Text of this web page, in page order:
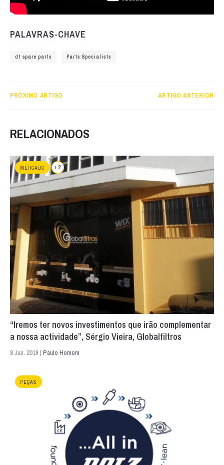
PALAVRAS-CHAVE
dt spare parts Parts Specialists
PRÓXIMO ARTIGO ARTIGO ANTERIOR
RELACIONADOS
MERCADO + 2
“Iremos ter novos investimentos que irão complementar
a nossa actividade”, Sérgio Vieira, Globalfiltros
8 Jan. 2019 | Paulo Homem
PEÇAS